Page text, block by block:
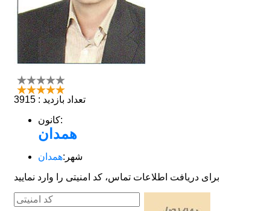
تعداد بازدید : 3915
کانون:
همدان
شهر:همدان
برای دریافت اطلاعات تماس، کد امنیتی را وارد نمایید